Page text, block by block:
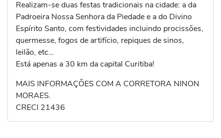
Realizam-se duas festas tradicionais na cidade: a da
Padroeira Nossa Senhora da Piedade e a do Divino
Espírito Santo, com festividades incluindo procissões,
quermesse, fogos de artifício, repiques de sinos,
leilão, etc…
Está apenas a 30 km da capital Curitiba!
MAIS INFORMAÇÕES COM A CORRETORA NINON
MORAES.
CRECI 21436